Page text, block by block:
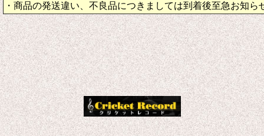
・商品の発送違い、不良品につきましては到着後至急お知ら